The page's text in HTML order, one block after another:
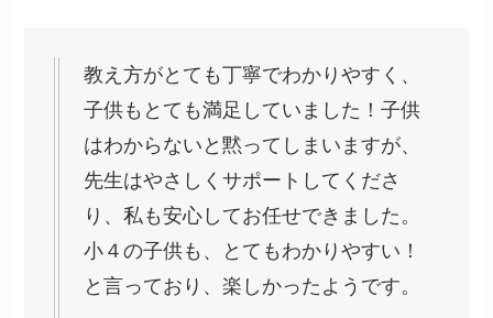
教え方がとても丁寧でわかりやすく、
子供もとても満足していました！子供
はわからないと黙ってしまいますが、
先生はやさしくサポートしてくださ
り、私も安心してお任せできました。
小４の子供も、とてもわかりやすい！
と言っており、楽しかったようです。